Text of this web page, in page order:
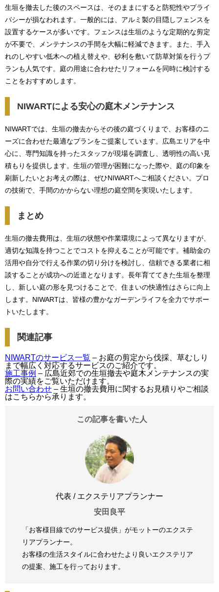
生垣を撤去した後のスペースは、そのままにすると防犯性やプライ
バシーが損なわれます。一般的には、アルミ製の目隠しフェンスを
設置するケースが多いです。フェンスは生垣のような定期的な剪定
が不要で、メンテナンスの手間を大幅に軽減できます。また、手入
れのしやすい低木への植え替えや、砂利を敷いて防草対策を行うプ
ランも人気です。庭の用途に合わせたリフォームを同時に検討する
ことをおすすめします。
NIWARTによる安心の庭木メンテナンス
NIWARTでは、生垣の撤去からその後の庭づくりまで、お客様のニ
ーズに合わせた最適なプランをご提案しています。広島エリアを中
心に、専門知識を持ったスタッフが現場を調査し、透明性の高い見
積もりを提供します。生垣の管理が困難になった際や、庭の印象を
刷新したいとお考えの際は、ぜひNIWARTへご相談ください。プロ
の技術で、手間のかからない理想の庭空間を実現いたします。
まとめ
生垣の撤去費用は、生垣の状態や作業環境によって異なりますが、
適切な知識を持つことでコストを抑えることが可能です。補助金の
活用や自分で行える作業の切り分けを検討し、信頼できる業者に相
談することが成功への近道となります。長年育ててきた生垣を整理
し、新しい庭の形を見つけることで、住まいの快適性はさらに向上
します。NIWARTは、皆様の豊かなガーデンライフを全力でサポー
トいたします。
関連記事
NIWARTのサービス一覧 – お庭の剪定から伐採、草むしり
まで幅広く対応するサービスのご紹介です。
施工事例 – 広島近郊での生垣撤去や庭木メンテナンスの実
際の実績をご覧いただけます。
お問い合わせ – 生垣の撤去費用に関するお見積りやご相談
はこちらから承ります。
この記事を書いた人
代表 / エクステリアプランナー
安田良平
「お客様目線でのサービス提供」がモットーのエクステ
リアプランナー。
お客様の生活スタイルに合わせたより良いエクステリア
の提案、 施工を行っております。